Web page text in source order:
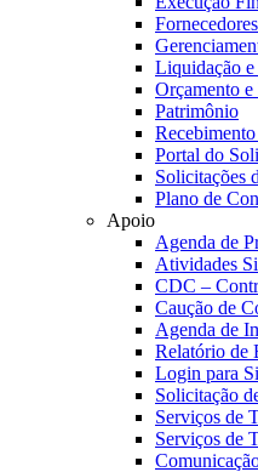
Liquidação e
Orçamento e
Patrimônio
Portal do
Solicitações
Plano de
Apoio
Agenda de
Atividades
CDC –
Caução de
Agenda de
Relatório de
Login para
Solicitação
Serviços de
Serviços de